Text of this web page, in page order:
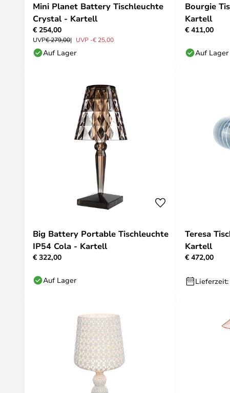
Mini Planet Battery Tischleuchte
Crystal - Kartell
€ 254,00
UVP€ 279,00 UVP -€ 25,00
Auf Lager
Bourgie
Kartell
€ 411,00
Auf Lager
Big Battery Portable Tischleuchte
IP54 Cola - Kartell
€ 322,00
Auf Lager
Teresa
Kartell
€ 472,00